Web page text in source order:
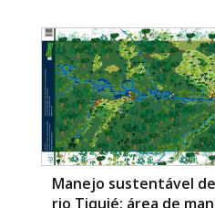
Manejo sustentável
rio Tiquié: área de